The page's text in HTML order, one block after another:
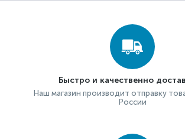
Быстро и качественно
Наш магазин производит отправку
России